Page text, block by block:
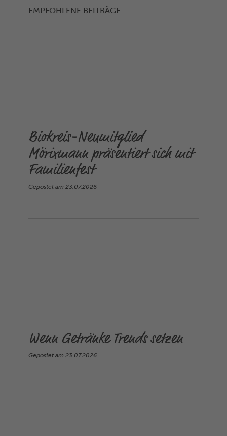
EMPFOHLENE BEITRÄGE
Biokreis-Neumitglied
Mörixmann präsentiert sich mit
Familienfest
Gepostet am 23.07.2026
Wenn Getränke Trends setzen
Gepostet am 23.07.2026